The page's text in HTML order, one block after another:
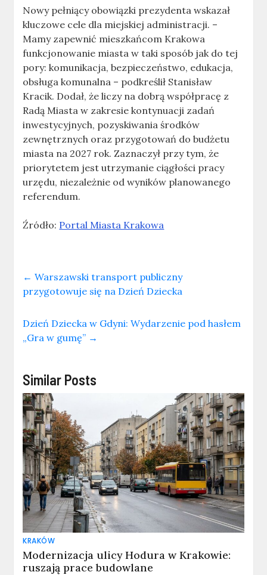
Nowy pełniący obowiązki prezydenta wskazał
kluczowe cele dla miejskiej administracji. –
Mamy zapewnić mieszkańcom Krakowa
funkcjonowanie miasta w taki sposób jak do tej
pory: komunikacja, bezpieczeństwo, edukacja,
obsługa komunalna – podkreślił Stanisław
Kracik. Dodał, że liczy na dobrą współpracę z
Radą Miasta w zakresie kontynuacji zadań
inwestycyjnych, pozyskiwania środków
zewnętrznych oraz przygotowań do budżetu
miasta na 2027 rok. Zaznaczył przy tym, że
priorytetem jest utrzymanie ciągłości pracy
urzędu, niezależnie od wyników planowanego
referendum.
Źródło: Portal Miasta Krakowa
← Warszawski transport publiczny
przygotowuje się na Dzień Dziecka
Dzień Dziecka w Gdyni: Wydarzenie pod hasłem
„Gra w gumę” →
Similar Posts
KRAKÓW
Modernizacja ulicy Hodura w Krakowie:
ruszają prace budowlane